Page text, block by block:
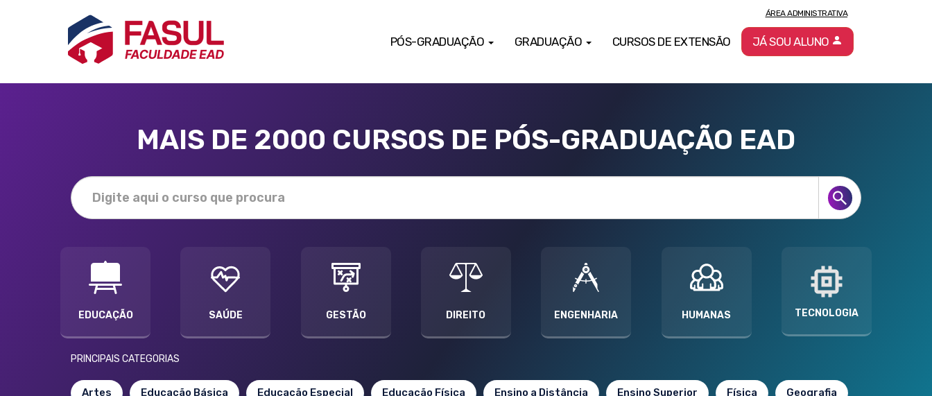
PÓS-GRADUAÇÃO GRADUAÇÃO CURSOS DE EXTENSÃO
ÁREA ADMINISTRATIVA
JÁ SOU ALUNO
MAIS DE 2000 CURSOS DE PÓS-GRADUAÇÃO EAD
EDUCAÇÃO SAÚDE GESTÃO DIREITO ENGENHARIA HUMANAS TECNOLOGIA
PRINCIPAIS CATEGORIAS
Artes Educação Básica Educação Especial Educação Física Ensino a Distância Ensino Superior Física Geografia